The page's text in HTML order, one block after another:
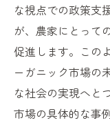
な視点での政策支
が、農家にとって
促進します。この
ーガニック市場の
な社会の実現へと
市場の具体的な事